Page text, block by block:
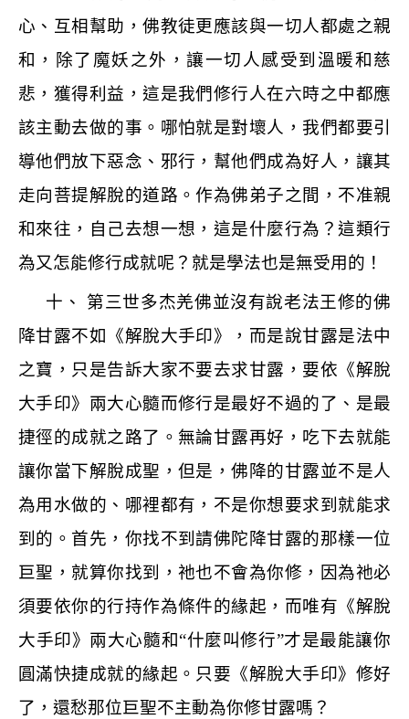
心、互相幫助，佛教徒更應該與一切人都處之親
和，除了魔妖之外，讓一切人感受到溫暖和慈
悲，獲得利益，這是我們修行人在六時之中都應
該主動去做的事。哪怕就是對壞人，我們都要引
導他們放下惡念、邪行，幫他們成為好人，讓其
走向菩提解脫的道路。作為佛弟子之間，不准親
和來往，自己去想一想，這是什麼行為？這類行
為又怎能修行成就呢？就是學法也是無受用的！
十、 第三世多杰羌佛並沒有說老法王修的佛
降甘露不如《解脫大手印》，而是說甘露是法中
之寶，只是告訴大家不要去求甘露，要依《解脫
大手印》兩大心髓而修行是最好不過的了、是最
捷徑的成就之路了。無論甘露再好，吃下去就能
讓你當下解脫成聖，但是，佛降的甘露並不是人
為用水做的、哪裡都有，不是你想要求到就能求
到的。首先，你找不到請佛陀降甘露的那樣一位
巨聖，就算你找到，祂也不會為你修，因為祂必
須要依你的行持作為條件的緣起，而唯有《解脫
大手印》兩大心髓和“什麼叫修行”才是最能讓你
圓滿快捷成就的緣起。只要《解脫大手印》修好
了，還愁那位巨聖不主動為你修甘露嗎？